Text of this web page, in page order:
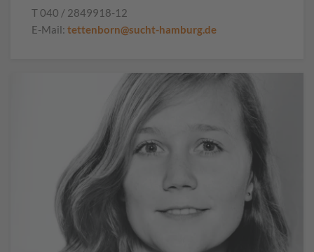
T 040 / 2849918-12
E-Mail: tettenborn@sucht-hamburg.de